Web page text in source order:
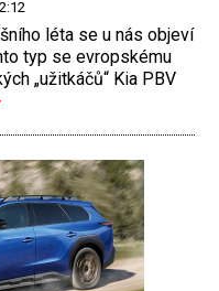
léta se u nás objeví
typ se evropskému
„užitkáčů“ Kia PBV